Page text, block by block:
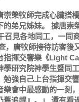
崇榮牧師完成心臟搭
的弟兄姊妹。 據唐崇
召見各地同工，一同
，唐牧師接待訪客後
指揮交響樂《Light
學研究院神學生暨同
勉強自己上台指揮交
樂會中最感動的一刻